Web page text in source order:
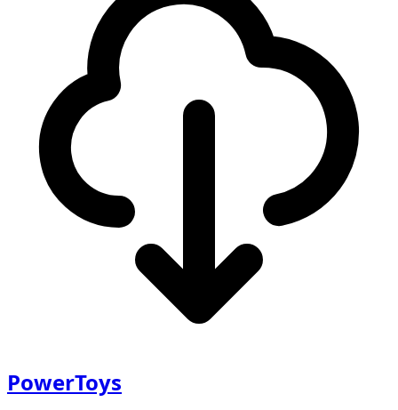
PowerToys